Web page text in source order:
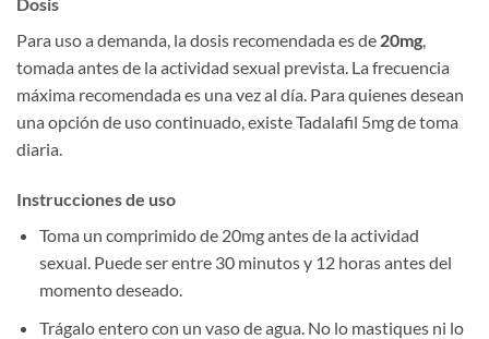
Para uso a demanda, la dosis recomendada es de 20mg,
tomada antes de la actividad sexual prevista. La frecuencia
máxima recomendada es una vez al día. Para quienes desean
una opción de uso continuado, existe Tadalafil 5mg de toma
diaria.
Instrucciones de uso
Toma un comprimido de 20mg antes de la actividad
sexual. Puede ser entre 30 minutos y 12 horas antes del
momento deseado.
Trágalo entero con un vaso de agua. No lo mastiques ni lo